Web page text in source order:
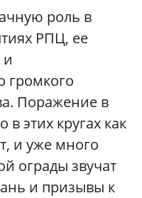
роль в
РПЦ, ее
громкого
Поражение в
этих кругах как
и уже много
ограды звучат
и призывы к